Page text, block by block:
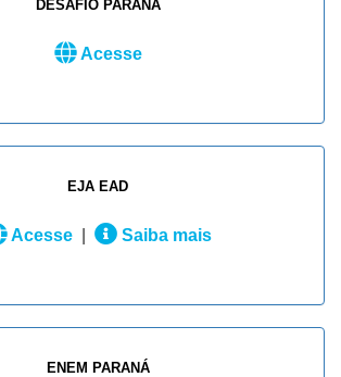
DESAFIO PARANÁ
Acesse
EJA EAD
Acesse Saiba mais
ENEM PARANÁ